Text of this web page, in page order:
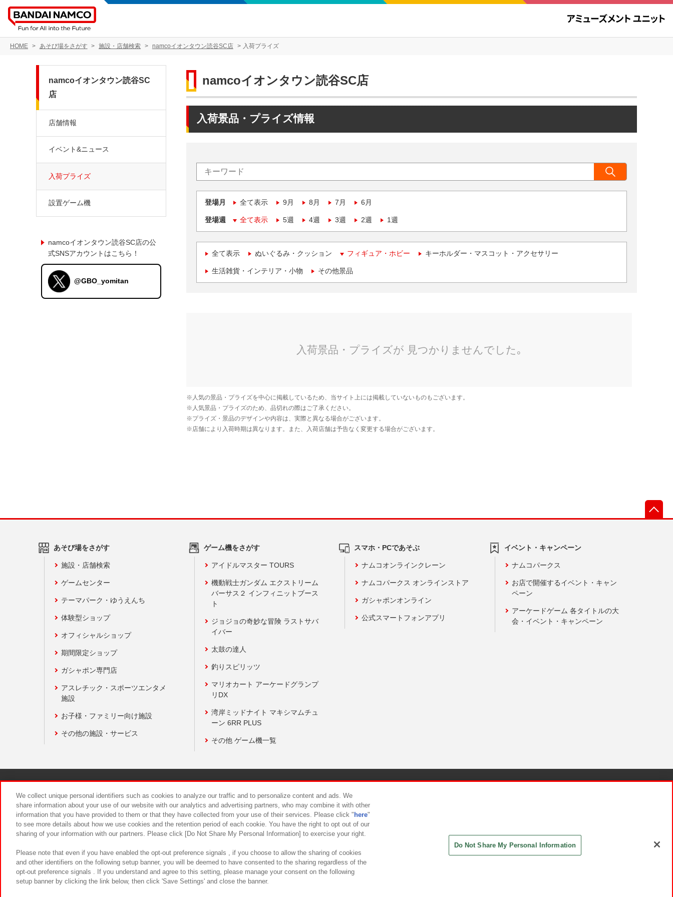
HOME あそび場をさがす 施設・店舗検索 namcoイオンタウン読谷SC店 入荷プライズ
namcoイオンタウン読谷SC店
入荷景品・プライズ情報
登場月 全て表示 9月 8月 7月 6月
登場週 全て表示 5週 4週 3週 2週 1週
全て表示 ぬいぐるみ・クッション フィギュア・ホビー キーホルダー・マスコット・アクセサリー
生活雑貨・インテリア・小物 その他景品
namcoイオンタウン読谷SC
店
店舗情報
イベント&ニュース
入荷プライズ
設置ゲーム機
namcoイオンタウン読谷SC店の公
式SNSアカウントはこちら！
@GBO_yomitan
あそび場をさがす
施設・店舗検索
ゲームセンター
テーマパーク・ゆうえんち
体験型ショップ
オフィシャルショップ
期間限定ショップ
ガシャポン専門店
アスレチック・スポーツエンタメ
施設
お子様・ファミリー向け施設
その他の施設・サービス
ゲーム機をさがす
アイドルマスター TOURS
機動戦士ガンダム エクストリーム
バーサス２ インフィニットブース
ト
ジョジョの奇妙な冒険 ラストサバ
イバー
太鼓の達人
釣りスピリッツ
マリオカート アーケードグランプ
リDX
湾岸ミッドナイト マキシマムチュ
ーン 6RR PLUS
その他 ゲーム機一覧
スマホ・PCであそぶ
ナムコオンラインクレーン
ナムコパークス オンラインストア
ガシャポンオンライン
公式スマートフォンアプリ
イベント・キャンペーン
ナムコパークス
お店で開催するイベント・キャン
ペーン
アーケードゲーム 各タイトルの大
会・イベント・キャンペーン
食品のご提供について カスタマーハラスメント対応方針
We collect unique personal identifiers such as cookies to analyze our traffic and to personalize content and ads. We
share information about your use of our website with our analytics and advertising partners, who may combine it with other
information that you have provided to them or that they have collected from your use of their services. Please click " here"
to see more details about how we use cookies and the retention period of each cookie. You have the right to opt out of our
sharing of your information with our partners. Please click [Do Not Share My Personal Information] to exercise your right.
Please note that even if you have enabled the opt-out preference signals , if you choose to allow the sharing of cookies
and other identifiers on the following setup banner, you will be deemed to have consented to the sharing regardless of the
opt-out preference signals . If you understand and agree to this setting, please manage your consent on the following
setup banner by clicking the link below, then click 'Save Settings' and close the banner.
Do Not Share My Personal Information